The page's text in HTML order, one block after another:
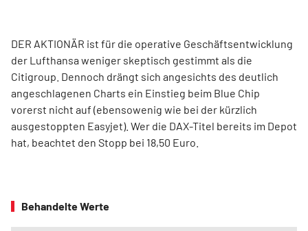
DER AKTIONÄR ist für die operative Geschäftsentwicklung
der Lufthansa weniger skeptisch gestimmt als die
Citigroup. Dennoch drängt sich angesichts des deutlich
angeschlagenen Charts ein Einstieg beim Blue Chip
vorerst nicht auf (ebensowenig wie bei der kürzlich
ausgestoppten Easyjet). Wer die DAX-Titel bereits im Depot
hat, beachtet den Stopp bei 18,50 Euro.
Behandelte Werte